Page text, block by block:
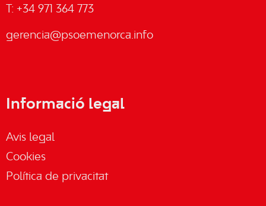
T: +34 971 364 773
gerencia@psoemenorca.info
Informació legal
Avis legal
Cookies
Política de privacitat